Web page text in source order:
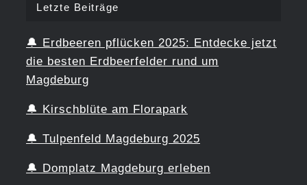
Letzte Beiträge
🔔 Erdbeeren pflücken 2025: Entdecke jetzt
die besten Erdbeerfelder rund um
Magdeburg
🔔 Kirschblüte am Florapark
🔔 Tulpenfeld Magdeburg 2025
🔔 Domplatz Magdeburg erleben